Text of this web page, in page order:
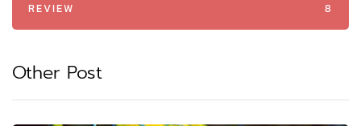
REVIEW 8
Other Post